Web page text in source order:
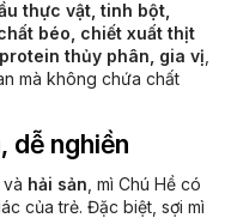
thực vật, tinh bột,
béo, chiết xuất thịt
thủy phân, gia vị
mà không chứa chất
dễ nghiền
và hải sản , mì Chú Hề có
của trẻ. Đặc biệt, sợi mì